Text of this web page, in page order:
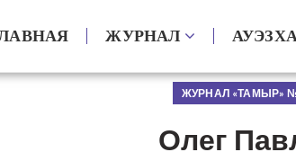
ЖУРНАЛ
ЖУРНАЛ «ТАМЫР»
Олег